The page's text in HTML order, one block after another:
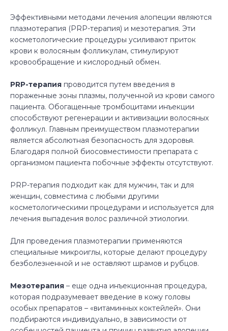
Эффективными методами лечения алопеции являются
плазмотерапия (PRP-терапия) и мезотерапия. Эти
косметологические процедуры усиливают приток
крови к волосяным фолликулам, стимулируют
кровообращение и кислородный обмен.
PRP-терапия проводится путем введения в
пораженные зоны плазмы, полученной из крови самого
пациента. Обогащенные тромбоцитами инъекции
способствуют регенерации и активизации волосяных
фолликул. Главным преимуществом плазмотерапии
является абсолютная безопасность для здоровья.
Благодаря полной биосовместимости препарата с
организмом пациента побочные эффекты отсутствуют.
PRP-терапия подходит как для мужчин, так и для
женщин, совместима с любыми другими
косметологическими процедурами и используется для
лечения выпадения волос различной этиологии.
Для проведения плазмотерапии применяются
специальные микроиглы, которые делают процедуру
безболезненной и не оставляют шрамов и рубцов.
Мезотерапия – еще одна инъекционная процедура,
которая подразумевает введение в кожу головы
особых препаратов – «витаминных коктейлей». Они
подбираются индивидуально, в зависимости от